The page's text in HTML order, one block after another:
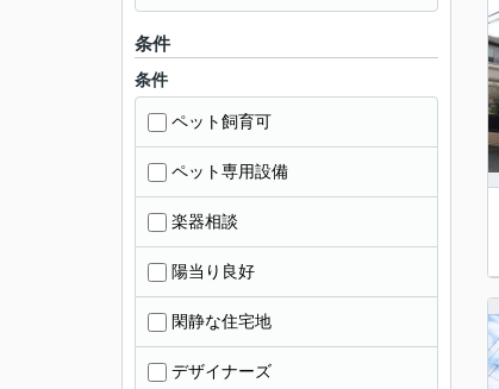
条件
条件
ペット飼育可
ペット専用設備
楽器相談
陽当り良好
閑静な住宅地
デザイナーズ